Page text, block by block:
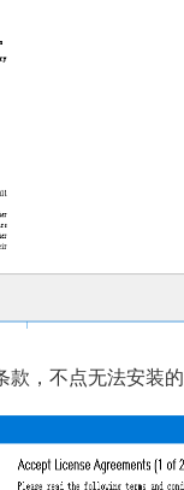
款，不点无法安装的